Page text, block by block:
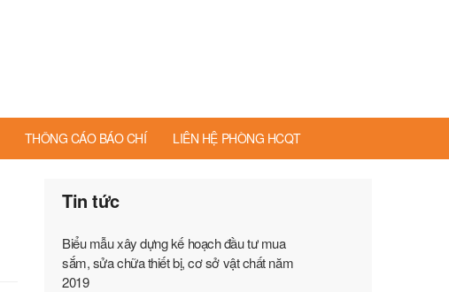
THÔNG CÁO BÁO CHÍ LIÊN HỆ PHÒNG HCQT
Tin tức
Biểu mẫu xây dựng kế hoạch đầu tư mua
sắm, sửa chữa thiết bị, cơ sở vật chất năm
2019